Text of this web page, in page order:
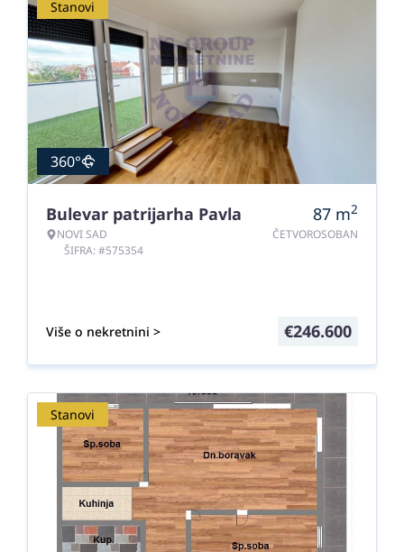
Stanovi
360°
Bulevar patrijarha Pavla
NOVI SAD
ŠIFRA: #575354
87 m2
ČETVOROSOBAN
Više o nekretnini > €246.600
Stanovi